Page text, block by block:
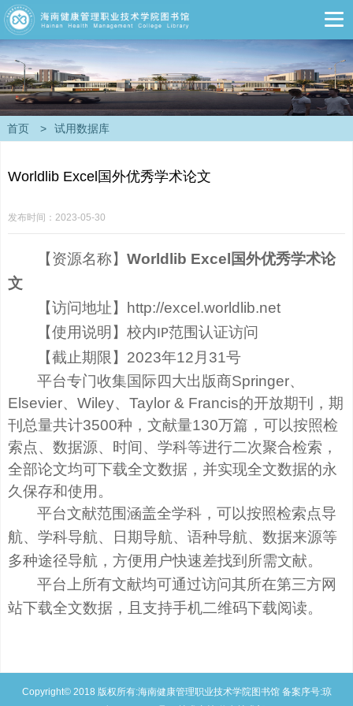
首页 > 试用数据库
Worldlib Excel国外优秀学术论文
发布时间：2023-05-30
【资源名称】 Worldlib Excel 国外优秀学术论
文
【访问地址】
http://excel.worldlib.net
【使用说明】校内IP范围认证访问
【截止期限】2023年12月31号
平台专门收集国际四大出版商Springer、
Elsevier、Wiley、Taylor & Francis的开放期刊，期
刊总量共计3500种，文献量130万篇，可以按照检
索点、数据源、时间、学科等进行二次聚合检索，
全部论文均可下载全文数据，并实现全文数据的永
久保存和使用。
平台文献范围涵盖全学科， 可以按照检索点导
航、学科导航、日期导航、语种导航、数据来源等
多种途径导航，方便用户快速差找到所需文献。
平台上所有文献均可通过访问其所在第三方网
站下载全文数据，且支持手机二维码下载阅读。
Copyright© 2018 版权所有:海南健康管理职业技术学院图书馆 备案序号:琼